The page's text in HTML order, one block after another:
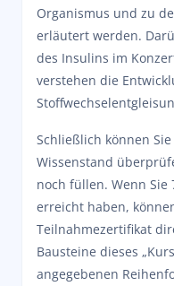
Organismus und zu
erläutert werden.
des Insulins im
verstehen die
Schließlich können
Wissenstand
noch füllen. Wenn Sie
erreicht haben,
Teilnahmezertifikat
Bausteine dieses
angegebenen